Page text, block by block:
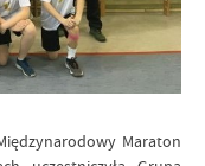
Maraton